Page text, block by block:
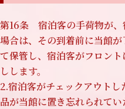
第16条 宿泊客の手荷物が、
場合は、その到着前に当館
て保管し、宿泊客がフロン
しします。
2.宿泊客がチェックアウト
品が当館に置き忘れられて